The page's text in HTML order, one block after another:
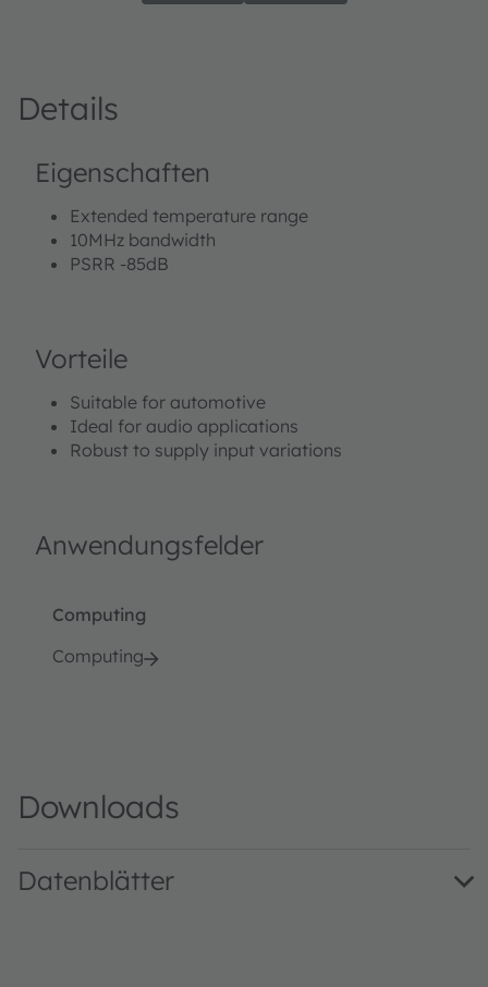
Details
Eigenschaften
Extended temperature range
10MHz bandwidth
PSRR -85dB
Vorteile
Suitable for automotive
Ideal for audio applications
Robust to supply input variations
Anwendungsfelder
Computing
Computing
Downloads
Datenblätter